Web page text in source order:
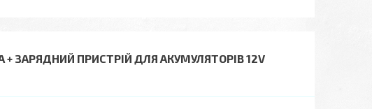
+ ЗАРЯДНИЙ ПРИСТРІЙ ДЛЯ АКУМУЛЯТОРІВ 12V